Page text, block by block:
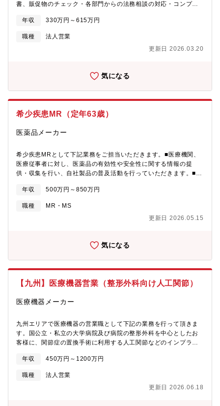
ビジネスの事業創出・Ｍ＆Ａ等を推進。（2）アライアンスを強化
書、販促物のチェック・各部門からの法務相談の対応・コンプラ
訟の委任などの窓口業務・M＆Aや新規事業案件に関する法的サポ
ート・その他、知的財産、労務、訴訟、渉外関連業務等【魅
力】・当社の沿革から、重要な案件については常に法務部のサポ
ートが求められる環境にあり、直接マネジメントにレポートする
が、当部で仕事をする上での最大の魅力だと思います。・業務の
必要な法律について幅広く触れることができることも特徴的で
業法、電気事業法、ガス事業法、建設業法、保険業法等の様々な
品表示法等のBtoCに関する法律、特許法、著作権法、商標法等の
を通じた幅広い経験を積むことができます。・また、M＆Aのサポ
ートや、内部通報事務局、更にはコンプライアンス研修の講師を
務めることも多く、単なる法務相談や契約書チェックにとどまら
す。・働きやすい職場環境もアピールポイントの一つです。部員
も多くいます。明るく自由闊達な職場で、伸び伸び働くことがで
きます。【募集背景】業務拡大に伴う人員補充【キャリアビジョ
ムリーダーとして業務をを行っていただき、幅広い法務経験を積
ブル・プラットフォームチームと、発信者情報開示請求を担当す
年収 330万円～615万円
職種
法人営業
更新日 2026.03.20
気になる
希少疾患MR（定年63歳）
医薬品メーカー
希少疾患MRとして下記業務をご担当いただきます。■医療機関、
医療従事者に対し、医薬品の有効性や安全性に関する情報の提
供・収集を行い、自社製品の普及活動を行っていただきます。■直
年収
500万円～850万円
職種
MR・MS
更新日 2026.05.15
気になる
【九州】医療機器営業（整形外科向け人工関節）
医療機器メーカー
九州エリアで医療機器の営業職として下記の業務を行って頂きま
す。国公立・私立の大学病院及び病院の整形外科を中心としたお
客様に、関節症の置換手術に利用する人工関節などのインプラン
競合と比較しても非常に特徴的な製品を持っており、ドクターに
は引き合いが強い製品です。■商品カタログやデモ製品を持参し、
ドクターに対するPRや医局説明会■学会参加やエデュケーション
プログラムの参加■手術がある際のオペの立ち合い活動【主な製
年収 450万円～1200万円
職種
法人営業
更新日 2026.06.18